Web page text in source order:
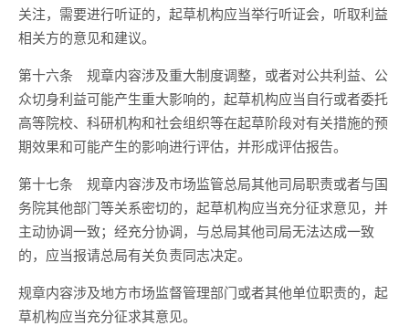
关注，需要进行听证的，起草机构应当举行听证会，听取利益
相关方的意见和建议。
第十六条 规章内容涉及重大制度调整，或者对公共利益、公
众切身利益可能产生重大影响的，起草机构应当自行或者委托
高等院校、科研机构和社会组织等在起草阶段对有关措施的预
期效果和可能产生的影响进行评估，并形成评估报告。
第十七条 规章内容涉及市场监管总局其他司局职责或者与国
务院其他部门等关系密切的，起草机构应当充分征求意见，并
主动协调一致；经充分协调，与总局其他司局无法达成一致
的，应当报请总局有关负责同志决定。
规章内容涉及地方市场监督管理部门或者其他单位职责的，起
草机构应当充分征求其意见。